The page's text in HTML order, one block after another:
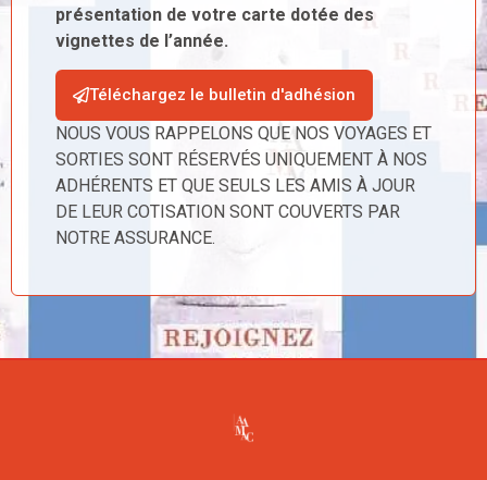
présentation de votre carte dotée des
vignettes de l’année.
Téléchargez le bulletin d'adhésion
NOUS VOUS RAPPELONS QUE NOS VOYAGES ET
SORTIES SONT RÉSERVÉS UNIQUEMENT À NOS
ADHÉRENTS ET QUE SEULS LES AMIS À JOUR
DE LEUR COTISATION SONT COUVERTS PAR
NOTRE ASSURANCE.